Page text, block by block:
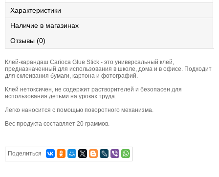
Характеристики
Наличие в магазинах
Отзывы (0)
Клей-карандаш Carioca Glue Stick - это универсальный клей,
предназначенный для использования в школе, дома и в офисе. Подходит
для склеивания бумаги, картона и фотографий.
Клей нетоксичен, не содержит растворителей и безопасен для
использования детьми на уроках труда.
Легко наносится с помощью поворотного механизма.
Вес продукта составляет 20 граммов.
Поделиться